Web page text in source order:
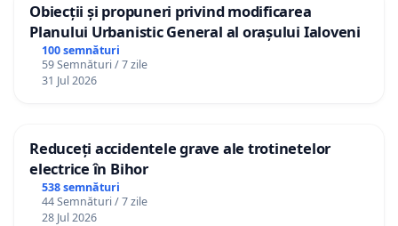
Obiecții și propuneri privind modificarea
Planului Urbanistic General al orașului Ialoveni
100 semnături
59 Semnături / 7 zile
31 Jul 2026
Reduceți accidentele grave ale trotinetelor
electrice în Bihor
538 semnături
44 Semnături / 7 zile
28 Jul 2026